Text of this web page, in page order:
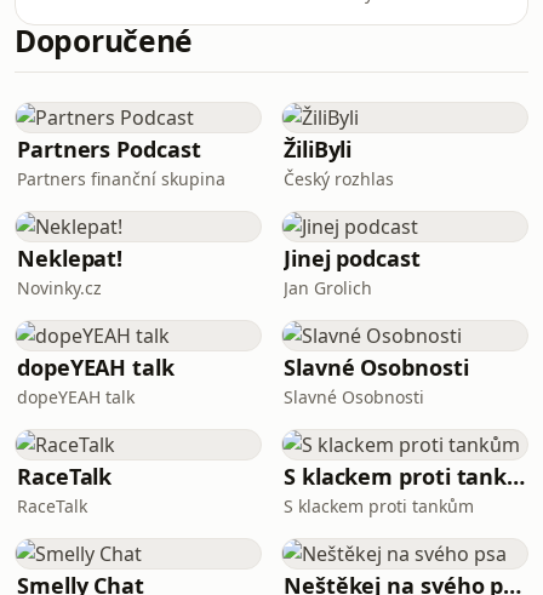
Zednáři můžete pohodlně poslouchat
v mobilní aplikaci mujRozhlas pro
Android a iOS neb
kdo jsou dnes? Jakou stopu zanechali
v literatuře, umění a architektuře?
nám nepodaří nalézt odpověď, ale
přeci jen, kdo by neměl rád tajemství?
Všechny díly podcastu Zednáři
můžete pohodlně poslouchat v
mobilní aplikaci mujRozhlas pro
Android a iOS
Doporučené
Partners Podcast
Partners finanční skupina
ŽiliByli
Český rozhlas
Neklepat!
Novinky.cz
Jinej podcast
Jan Grolich
dopeYEAH talk
dopeYEAH talk
Slavné Osobnosti
Slavné Osobnosti
RaceTalk
RaceTalk
S klackem proti tankům
S klackem proti tankům
Smelly Chat Neštěkej na svého psa